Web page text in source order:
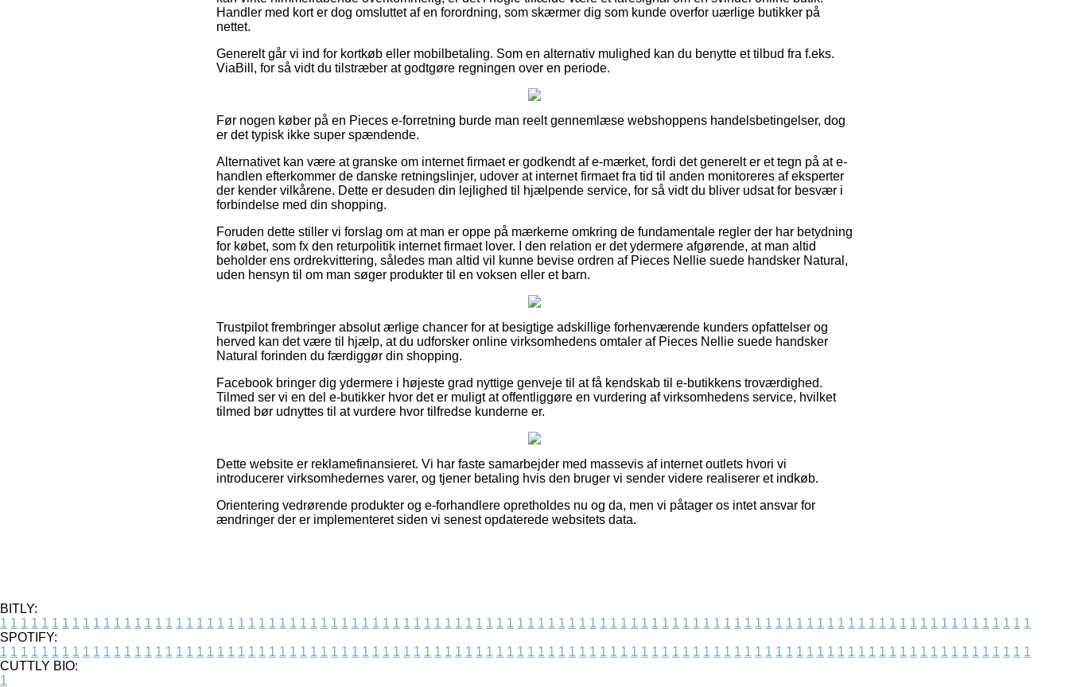
Handler med kort er dog omsluttet af en forordning, som skærmer dig som kunde overfor uærlige butikker på
nettet.
Generelt går vi ind for kortkøb eller mobilbetaling. Som en alternativ mulighed kan du benytte et tilbud fra f.eks.
ViaBill, for så vidt du tilstræber at godtgøre regningen over en periode.
Før nogen køber på en Pieces e-forretning burde man reelt gennemlæse webshoppens handelsbetingelser, dog
er det typisk ikke super spændende.
Alternativet kan være at granske om internet firmaet er godkendt af e-mærket, fordi det generelt er et tegn på at e-
handlen efterkommer de danske retningslinjer, udover at internet firmaet fra tid til anden monitoreres af eksperter
der kender vilkårene. Dette er desuden din lejlighed til hjælpende service, for så vidt du bliver udsat for besvær i
forbindelse med din shopping.
Foruden dette stiller vi forslag om at man er oppe på mærkerne omkring de fundamentale regler der har betydning
for købet, som fx den returpolitik internet firmaet lover. I den relation er det ydermere afgørende, at man altid
beholder ens ordrekvittering, således man altid vil kunne bevise ordren af Pieces Nellie suede handsker Natural,
uden hensyn til om man søger produkter til en voksen eller et barn.
Trustpilot frembringer absolut ærlige chancer for at besigtige adskillige forhenværende kunders opfattelser og
herved kan det være til hjælp, at du udforsker online virksomhedens omtaler af Pieces Nellie suede handsker
Natural forinden du færdiggør din shopping.
Facebook bringer dig ydermere i højeste grad nyttige genveje til at få kendskab til e-butikkens troværdighed.
Tilmed ser vi en del e-butikker hvor det er muligt at offentliggøre en vurdering af virksomhedens service, hvilket
tilmed bør udnyttes til at vurdere hvor tilfredse kunderne er.
Dette website er reklamefinansieret. Vi har faste samarbejder med massevis af internet outlets hvori vi
introducerer virksomhedernes varer, og tjener betaling hvis den bruger vi sender videre realiserer et indkøb.
Orientering vedrørende produkter og e-forhandlere opretholdes nu og da, men vi påtager os intet ansvar for
ændringer der er implementeret siden vi senest opdaterede websitets data.
BITLY:
1 1 1 1 1 1 1 1 1 1 1 1 1 1 1 1 1 1 1 1 1 1 1 1 1 1 1 1 1 1 1 1 1 1 1 1 1 1 1 1 1 1 1 1 1 1 1 1 1 1 1 1 1 1 1 1 1 1 1 1 1 1 1 1 1 1 1 1 1 1 1 1 1 1 1 1 1 1 1 1 1 1 1 1 1 1 1 1 1 1 1 1 1 1 1 1 1 1 1 1
SPOTIFY:
1 1 1 1 1 1 1 1 1 1 1 1 1 1 1 1 1 1 1 1 1 1 1 1 1 1 1 1 1 1 1 1 1 1 1 1 1 1 1 1 1 1 1 1 1 1 1 1 1 1 1 1 1 1 1 1 1 1 1 1 1 1 1 1 1 1 1 1 1 1 1 1 1 1 1 1 1 1 1 1 1 1 1 1 1 1 1 1 1 1 1 1 1 1 1 1 1 1 1 1
CUTTLY BIO:
1